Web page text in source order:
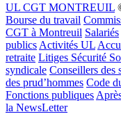
UL CGT MONTREUIL
Bourse du travail
CGT à Montreuil Salariés
publics Activités UL
retraite Litiges Sécurité
syndicale Conseillers des
des prud’hommes Code
Fonctions publiques
la NewsLetter